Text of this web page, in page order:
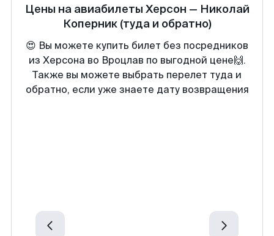
Цены на авиабилеты Херсон — Николай
Коперник (туда и обратно)
😍 Вы можете купить билет без посредников
из Херсона во Вроцлав по выгодной цене🙌.
Также вы можете выбрать перелет туда и
обратно, если уже знаете дату возвращения